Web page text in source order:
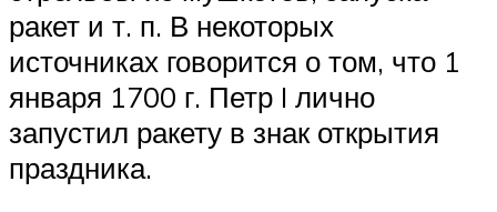
ракет и т. п. В некоторых
источниках говорится о том, что 1
января 1700 г. Петр I лично
запустил ракету в знак открытия
праздника.